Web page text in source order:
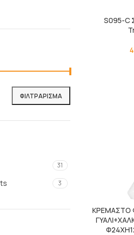
ΦΙΛΤΡΆΡΙΣΜΑ
31
3
S095-C
ΚΡΕΜΑΣΤΟ